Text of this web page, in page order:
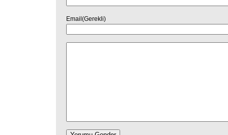
Email(Gerekli)